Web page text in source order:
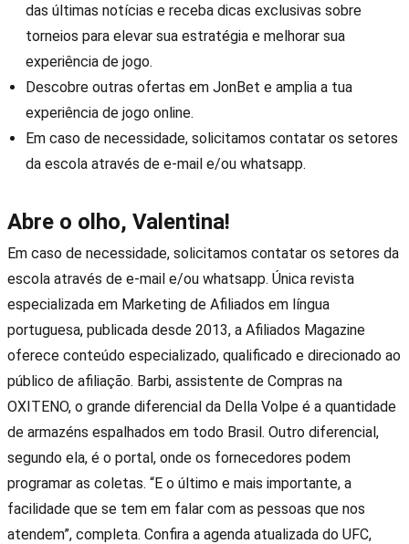
das últimas notícias e receba dicas exclusivas sobre
torneios para elevar sua estratégia e melhorar sua
experiência de jogo.
Descobre outras ofertas em JonBet e amplia a tua
experiência de jogo online.
Em caso de necessidade, solicitamos contatar os setores
da escola através de e-mail e/ou whatsapp.
Abre o olho, Valentina!
Em caso de necessidade, solicitamos contatar os setores da
escola através de e-mail e/ou whatsapp. Única revista
especializada em Marketing de Afiliados em língua
portuguesa, publicada desde 2013, a Afiliados Magazine
oferece conteúdo especializado, qualificado e direcionado ao
público de afiliação. Barbi, assistente de Compras na
OXITENO, o grande diferencial da Della Volpe é a quantidade
de armazéns espalhados em todo Brasil. Outro diferencial,
segundo ela, é o portal, onde os fornecedores podem
programar as coletas. “E o último e mais importante, a
facilidade que se tem em falar com as pessoas que nos
atendem”, completa. Confira a agenda atualizada do UFC,